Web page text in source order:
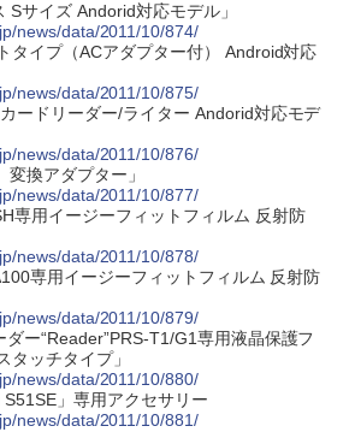
サイズ Andorid対応モデル」
news/data/2011/10/874/
タイプ（ACアダプター付） Android対応
news/data/2011/10/875/
ードリーダー/ライター Andorid対応モデ
news/data/2011/10/876/
換アダプター」
news/data/2011/10/877/
専用イージーフィットフィルム 反射防
news/data/2011/10/878/
専用イージーフィットフィルム 反射防
news/data/2011/10/879/
ー“Reader”PRS-T1/G1専用液晶保護フ
タッチタイプ」
news/data/2011/10/880/
」専用アクセサリー
news/data/2011/10/881/